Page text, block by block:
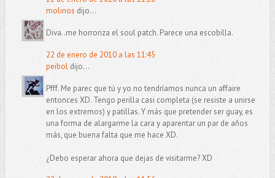
molinos dijo...
Diva..me horroriza el soul patch. Parece una escobilla.
22 de enero de 2010 a las 11:45
peiboldijo...
Pfff. Me parec que tú y yo no tendríamos nunca un affaire
entonces XD. Tengo perilla casi completa (se resiste a unirse
en los extremos) y patillas. Y más que pretender ser guay, es
una forma de alargarme la cara y aparentar un par de años
más, que buena falta que me hace XD.
¿Debo esperar ahora que dejas de visitarme? XD